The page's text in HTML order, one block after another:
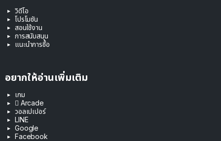
วิดีโอ
โปรโมชัน
สอนใช้งาน
การสนับสนุน
แนะนำการซื้อ
อยากให้อ่านเพิ่มเติม
เกม
 Arcade
วอลเปเปอร์
LINE
Google
Facebook